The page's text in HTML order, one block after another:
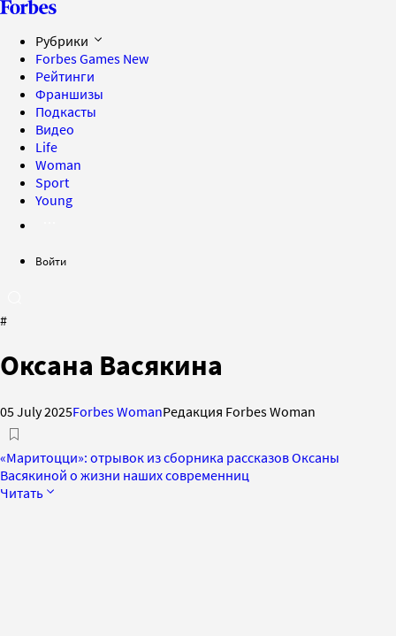
Рубрики
Forbes Games New
Рейтинги
Франшизы
Подкасты
Видео
Life
Woman
Sport
Young
Войти
#
Оксана Васякина
05 July 2025Forbes WomanРедакция Forbes Woman
«Маритоцци»: отрывок из сборника рассказов Оксаны
Васякиной о жизни наших современниц
Читать